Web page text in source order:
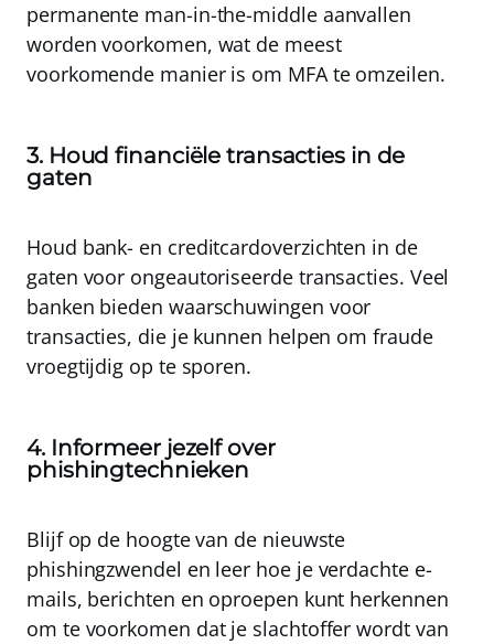
permanente man-in-the-middle aanvallen
worden voorkomen, wat de meest
voorkomende manier is om MFA te omzeilen.
3. Houd financiële transacties in de
gaten
Houd bank- en creditcardoverzichten in de
gaten voor ongeautoriseerde transacties. Veel
banken bieden waarschuwingen voor
transacties, die je kunnen helpen om fraude
vroegtijdig op te sporen.
4. Informeer jezelf over
phishingtechnieken
Blijf op de hoogte van de nieuwste
phishingzwendel en leer hoe je verdachte e-
mails, berichten en oproepen kunt herkennen
om te voorkomen dat je slachtoffer wordt van